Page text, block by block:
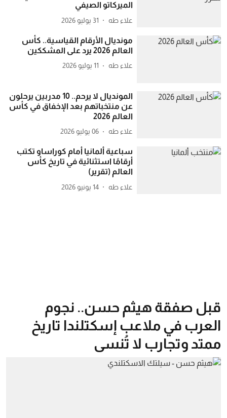
الميركاتو الصيفي
علاء طه 31 يوليو 2026
مونديال الأرقام القياسية.. كأس
العالم 2026 يرد على المشككين
علاء طه 11 يوليو 2026
المونديال لا يرحم.. 10 مدربين يرحلون
عن منتخباتهم بعد الإخفاق في كأس
العالم 2026
علاء طه 06 يوليو 2026
سباعية ألمانيا أمام كوراساو تكتب
أرقامًا استثنائية في تاريخ كأس
العالم (تقرير)
علاء طه 14 يونيو 2026
قبل صفقة هيثم حسن.. نجوم
العرب في ملاعب إسكتلندا تاريخ
ممتد وتجارب لا تُنسى